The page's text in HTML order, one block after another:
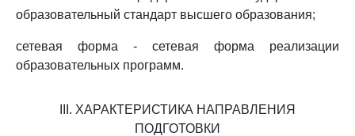
образовательный стандарт высшего образования;
сетевая форма - сетевая форма реализации
образовательных программ.
III. ХАРАКТЕРИСТИКА НАПРАВЛЕНИЯ
ПОДГОТОВКИ